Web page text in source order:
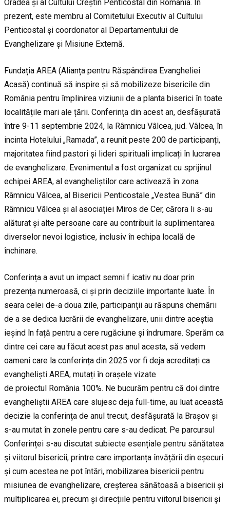
Oradea și al Cultului Creștin Penticostal din România. În
prezent, este membru al Comitetului Executiv al Cultului
Penticostal și coordonator al Departamentului de
Evanghelizare și Misiune Externă.
Fundația AREA (Alianța pentru Răspândirea Evangheliei
Acasă) continuă să inspire și să mobilizeze bisericile din
România pentru împlinirea viziunii de a planta biserici în toate
localitățile mari ale țării. Conferința din acest an, desfășurată
între 9-11 septembrie 2024, la Râmnicu Vâlcea, jud. Vâlcea, în
incinta Hotelului „Ramada”, a reunit peste 200 de participanți,
majoritatea fiind pastori și lideri spirituali implicați în lucrarea
de evanghelizare. Evenimentul a fost organizat cu sprijinul
echipei AREA, al evangheliștilor care activează în zona
Râmnicu Vâlcea, al Bisericii Penticostale „Vestea Bună” din
Râmnicu Vâlcea și al asociației Miros de Cer, cărora li s-au
alăturat și alte persoane care au contribuit la suplimentarea
diverselor nevoi logistice, inclusiv în echipa locală de
închinare.
Conferința a avut un impact semni f icativ nu doar prin
prezența numeroasă, ci și prin deciziile importante luate. În
seara celei de-a doua zile, participanții au răspuns chemării
de a se dedica lucrării de evanghelizare, unii dintre aceștia
ieșind în față pentru a cere rugăciune și îndrumare. Sperăm ca
dintre cei care au făcut acest pas anul acesta, să vedem
oameni care la conferința din 2025 vor fi deja acreditați ca
evangheliști AREA, mutați în orașele vizate
de proiectul România 100%. Ne bucurăm pentru că doi dintre
evangheliștii AREA care slujesc deja full-time, au luat această
decizie la conferința de anul trecut, desfășurată la Brașov și
s-au mutat în zonele pentru care s-au dedicat. Pe parcursul
Conferinței s-au discutat subiecte esențiale pentru sănătatea
și viitorul bisericii, printre care importanța învățării din eșecuri
și cum acestea ne pot întări, mobilizarea bisericii pentru
misiunea de evanghelizare, creșterea sănătoasă a bisericii și
multiplicarea ei, precum și direcțiile pentru viitorul bisericii și